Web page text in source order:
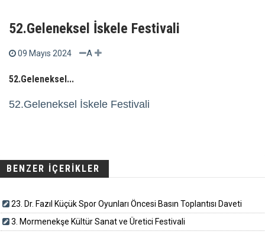
52.Geleneksel İskele Festivali
09 Mayıs 2024 A
52.Geleneksel...
52.Geleneksel İskele Festivali
BENZER İÇERİKLER
23. Dr. Fazıl Küçük Spor Oyunları Öncesi Basın Toplantısı Daveti
3. Mormenekşe Kültür Sanat ve Üretici Festivali